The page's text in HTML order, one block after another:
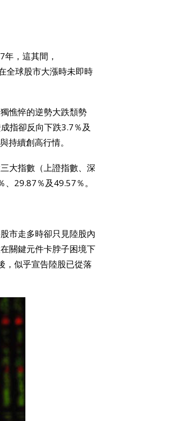
，這其間，
全球股市大漲時未即時
憔悴的逆勢大跌頹勢
指卻反向下跌3.7％及
持續創高行情。
大指數（上證指數、深
29.87％及49.57％。
市走多時卻只見陸股內
關鍵元件卡脖子困境下
，似乎宣告陸股已從落